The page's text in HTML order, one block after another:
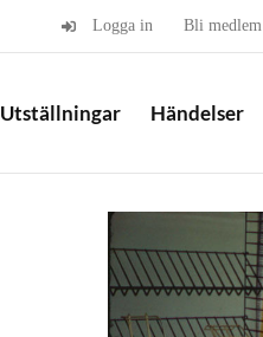
Logga in Bli medlem
Utställningar Händelser